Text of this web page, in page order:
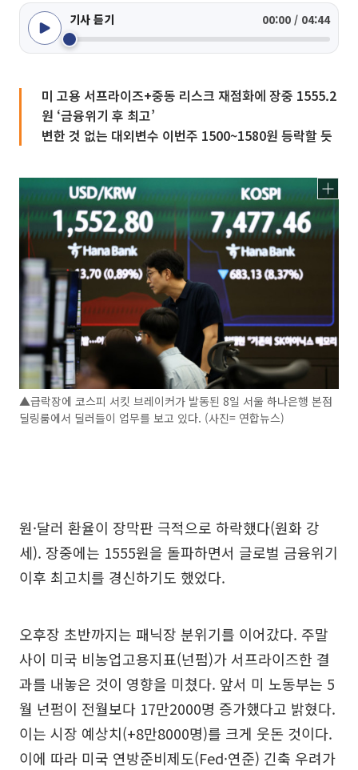
기사 듣기 00:00 / 04:44
미 고용 서프라이즈+중동 리스크 재점화에 장중 1555.2
원 ‘금융위기 후 최고’
변한 것 없는 대외변수 이번주 1500~1580원 등락할 듯
▲급락장에 코스피 서킷 브레이커가 발동된 8일 서울 하나은행 본점
딜링룸에서 딜러들이 업무를 보고 있다. (사진= 연합뉴스)
원·달러 환율이 장막판 극적으로 하락했다(원화 강
세). 장중에는 1555원을 돌파하면서 글로벌 금융위기
이후 최고치를 경신하기도 했었다.
오후장 초반까지는 패닉장 분위기를 이어갔다. 주말
사이 미국 비농업고용지표(넌펌)가 서프라이즈한 결
과를 내놓은 것이 영향을 미쳤다. 앞서 미 노동부는 5
월 넌펌이 전월보다 17만2000명 증가했다고 밝혔다.
이는 시장 예상치(+8만8000명)를 크게 웃돈 것이다.
이에 따라 미국 연방준비제도(Fed·연준) 긴축 우려가